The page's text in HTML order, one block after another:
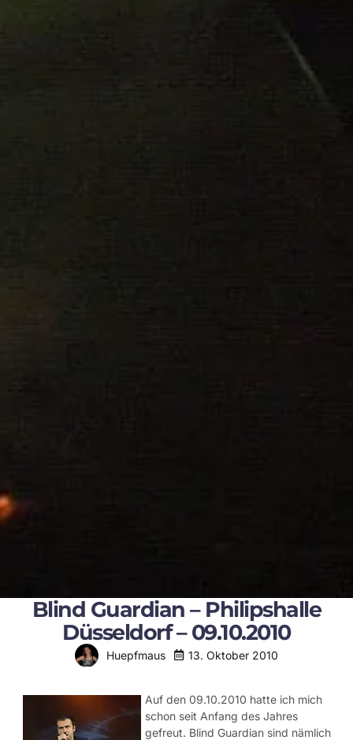
Blind Guardian – Philipshalle
Düsseldorf – 09.10.2010
Huepfmaus 13. Oktober 2010
Auf den 09.10.2010 hatte ich mich
schon seit Anfang des Jahres
gefreut. Blind Guardian sind nämlich